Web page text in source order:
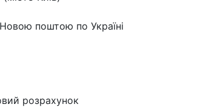
поштою по Україні
розрахунок